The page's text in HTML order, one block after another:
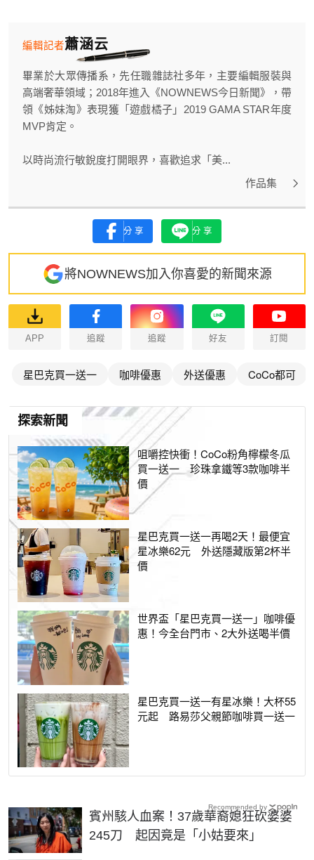
蕭涵云
編輯記者
畢業於大眾傳播系，先任職雜誌社多年，主要編輯服裝與
高端奢華領域；2018年進入《NOWNEWS今日新聞》，帶
領《姊妹淘》表現獲「遊戲橘子」2019 GAMA STAR年度
MVP肯定。
以時尚流行敏銳度打開眼界，喜歡追求「美...
作品集
分享 分享
將NOWNEWS加入你喜愛的新聞來源
APP 追蹤 追蹤 好友 訂閱
星巴克買一送一 咖啡優惠 外送優惠 CoCo都可
探索新聞
咀嚼控快衝！CoCo粉角檸檬冬瓜
買一送一 珍珠拿鐵等3款咖啡半
價
星巴克買一送一再喝2天！最便宜
星冰樂62元 外送隱藏版第2杯半
價
世界盃「星巴克買一送一」咖啡優
惠！今全台門市、2大外送喝半價
星巴克買一送一有星冰樂！大杯55
元起 路易莎父親節咖啡買一送一
賓州駭人血案！37歲華裔媳狂砍婆婆
245刀 起因竟是「小姑要來」
Recommended by